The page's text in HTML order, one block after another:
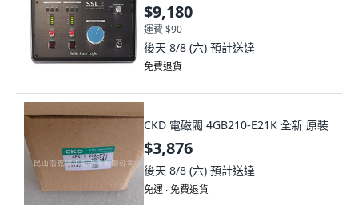
$9,180
運費 $90
後天 8/8 (六) 預計送達
免費退貨
CKD 電磁閥 4GB210-E21K 全新 原裝
$3,876
後天 8/8 (六) 預計送達
免運 ∙ 免費退貨